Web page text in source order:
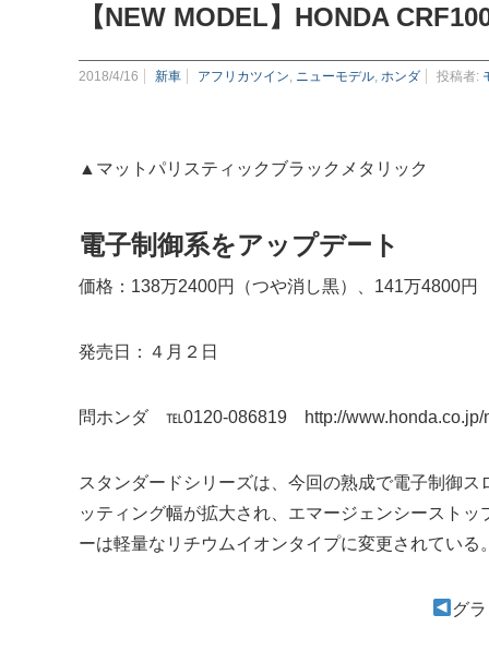
【NEW MODEL】HONDA
2018/4/16 新車 アフリカツイン ニューモデル ホンダ 投稿者:
▲マットパリスティックブラックメタリック
電子制御系をアップデート
価格：138万2400円（つや消し黒）、141万4800
発売日：４月２日
問ホンダ ℡0120-086819 http://www.honda.co.jp/
スタンダードシリーズは、今回の熟成で電子制御
ッティング幅が拡大され、エマージェンシースト
ーは軽量なリチウムイオンタイプに変更されている
グ